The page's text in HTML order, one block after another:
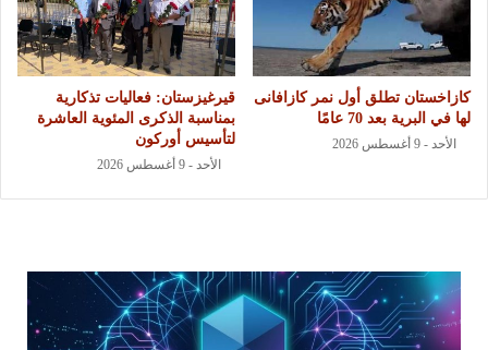
كازاخستان تطلق أول نمر كازافانى
لها في البرية بعد 70 عامًا
الأحد - 9 أغسطس 2026
قيرغيزستان: فعاليات تذكارية
بمناسبة الذكرى المئوية العاشرة
لتأسيس أوركون
الأحد - 9 أغسطس 2026